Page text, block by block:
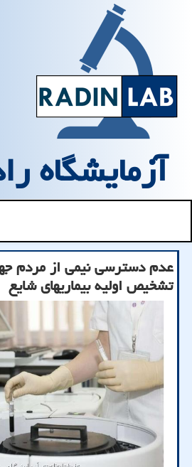
آزمایشگاه
عدم دسترسی نیمی از مردم
تشخیص اولیه بیماریهای شایع